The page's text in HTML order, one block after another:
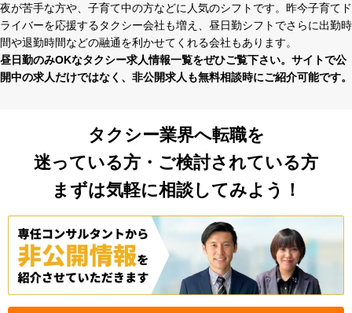
夜が苦⼿な⽅や、⼦育て中の⽅などに⼈気のシフトです。昨今⼦育てド
ライバーを応援するタクシー会社も増え、昼⽇勤シフトでさらに出勤時
間や退勤時間などの融通を利かせてくれる会社もあります。
昼⽇勤のみOKなタクシー求⼈情報⼀覧をぜひご覧下さい。サイトで公
開中の求⼈だけではなく、⾮公開求⼈も無料相談時にご紹介可能です。
タクシー業界へ転職を
迷っている方・ご検討されている方
まずは気軽に相談してみよう！